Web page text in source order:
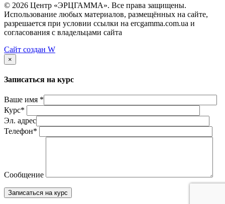
© 2026 Центр «ЭРЦГАММА». Все права защищены.
Использование любых материалов, размещённых на сайте,
разрешается при условии ссылки на ercgamma.com.ua и
согласования с владельцами сайта
Сайт создан W
×
Записаться на курс
Ваше имя *
Курс*
Эл. адрес
Телефон*
Сообщение